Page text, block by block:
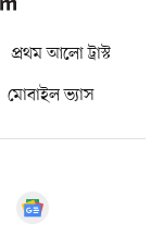
প্রথম আলো ট্রাস্ট
মোবাইল ভ্যাস